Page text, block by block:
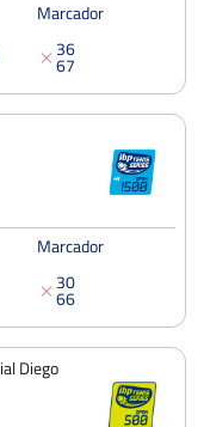
Fernández -
Marcador
3
6
6
7
Marcador
3
6
0
6
Diego